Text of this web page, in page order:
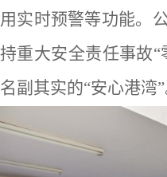
用实时预警等功能。
持重大安全责任事故“
名副其实的“安心港湾”